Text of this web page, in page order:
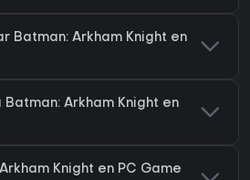
Batman: Arkham Knight en
Arkham Knight en
Knight en PC Game